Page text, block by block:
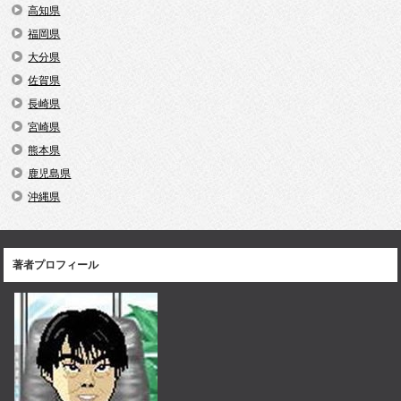
高知県
福岡県
大分県
佐賀県
長崎県
宮崎県
熊本県
鹿児島県
沖縄県
著者プロフィール